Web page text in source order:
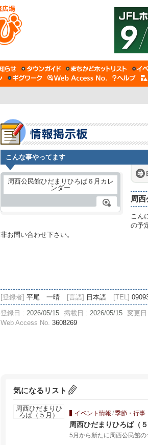
こんな事やってます
周
こん
の予
非お問い合わせ下さい。
[登録者] 平尾 一晴 [言語] 日本語 [TEL]
登録日 : 2026/05/15 掲載日 : 2026/05/15 変更日
Web Access No. 3608269
気になるリスト
イベント情報 /季節・行事
周西ひだまりひろば（５
5月から新たに周西公民館